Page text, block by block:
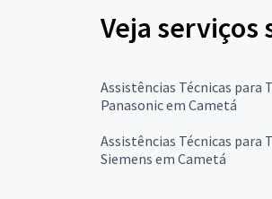
Veja serviços
Assistências Técnicas para
Panasonic em Cametá
Assistências Técnicas para
Siemens em Cametá